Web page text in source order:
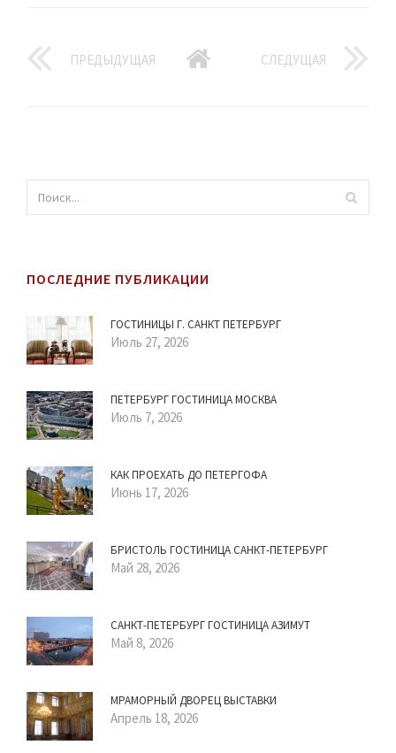
ПРЕДЫДУЩАЯ СЛЕДУЩАЯ
ПОСЛЕДНИЕ ПУБЛИКАЦИИ
ГОСТИНИЦЫ Г. САНКТ ПЕТЕРБУРГ
Июль 27, 2026
ПЕТЕРБУРГ ГОСТИНИЦА МОСКВА
Июль 7, 2026
КАК ПРОЕХАТЬ ДО ПЕТЕРГОФА
Июнь 17, 2026
БРИСТОЛЬ ГОСТИНИЦА САНКТ-ПЕТЕРБУРГ
Май 28, 2026
САНКТ-ПЕТЕРБУРГ ГОСТИНИЦА АЗИМУТ
Май 8, 2026
МРАМОРНЫЙ ДВОРЕЦ ВЫСТАВКИ
Апрель 18, 2026